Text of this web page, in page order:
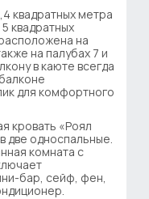
квадратных метра
квадратных
на
на палубах 7 и
в каюте всегда
для комфортного
кровать «Роял
две односпальные.
комната с
бар, сейф, фен,